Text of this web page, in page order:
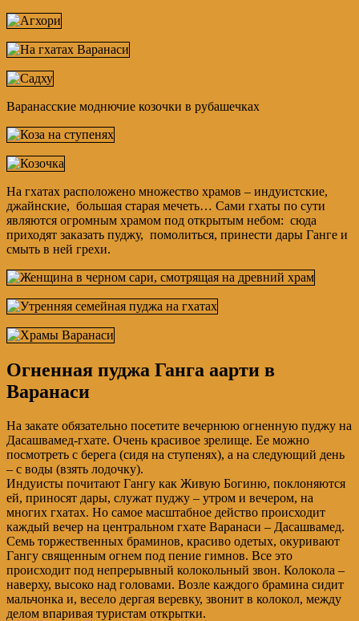
Варанасские моднючие козочки в рубашечках
На гхатах расположено множество храмов – индуистские,
джайнские, большая старая мечеть… Сами гхаты по сути
являются огромным храмом под открытым небом: сюда
приходят заказать пуджу, помолиться, принести дары Ганге и
смыть в ней грехи.
Огненная пуджа Ганга аарти в
Варанаси
На закате обязательно посетите вечернюю огненную пуджу на
Дасашвамед-гхате. Очень красивое зрелище. Ее можно
посмотреть с берега (сидя на ступенях), а на следующий день
– с воды (взять лодочку).
Индуисты почитают Гангу как Живую Богиню, поклоняются
ей, приносят дары, служат пуджу – утром и вечером, на
многих гхатах. Но самое масштабное действо происходит
каждый вечер на центральном гхате Варанаси – Дасашвамед.
Семь торжественных браминов, красиво одетых, окуривают
Гангу священным огнем под пение гимнов. Все это
происходит под непрерывный колокольный звон. Колокола –
наверху, высоко над головами. Возле каждого брамина сидит
мальчонка и, весело дергая веревку, звонит в колокол, между
делом впаривая туристам открытки.